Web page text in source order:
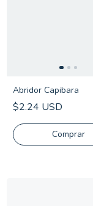
Abridor Capibara
$2.24 USD